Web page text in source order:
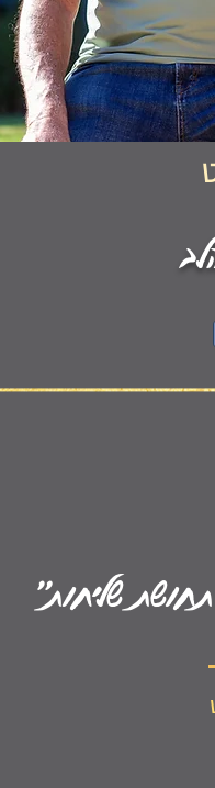
שליחות"